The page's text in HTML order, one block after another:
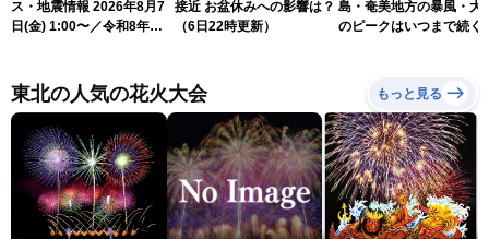
ス・地震情報 2026年8月7
日(金) 1:00〜／令和8年熊
スLiVE〉
接近 お盆休みへの影響は？
（6日22時更新）
島・奄美地方の暴風・大
のピークはいつまで続く
東北の人気の花火大会 もっと見る